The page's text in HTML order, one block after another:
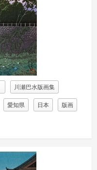
川瀬巴水版画集
愛知県 日本 版画